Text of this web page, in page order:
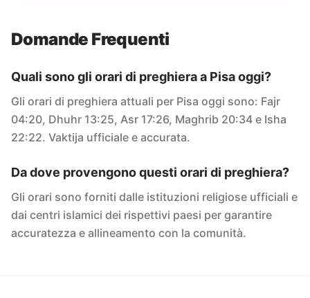
Domande Frequenti
Quali sono gli orari di preghiera a Pisa oggi?
Gli orari di preghiera attuali per Pisa oggi sono: Fajr
04:20, Dhuhr 13:25, Asr 17:26, Maghrib 20:34 e Isha
22:22. Vaktija ufficiale e accurata.
Da dove provengono questi orari di preghiera?
Gli orari sono forniti dalle istituzioni religiose ufficiali e
dai centri islamici dei rispettivi paesi per garantire
accuratezza e allineamento con la comunità.